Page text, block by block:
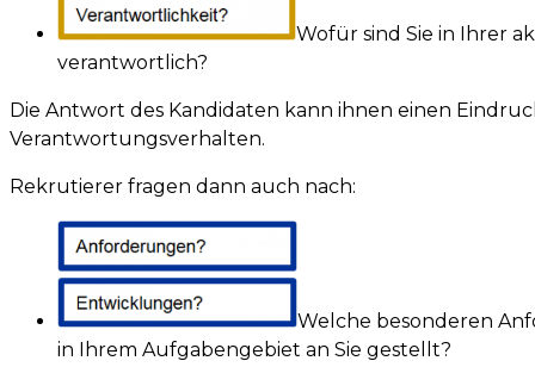
Wofür sind Sie in Ihrer
verantwortlich?
Die Antwort des Kandidaten kann ihnen einen
Verantwortungsverhalten.
Rekrutierer fragen dann auch nach:
Welche besonderen
in Ihrem Aufgabengebiet an Sie gestellt?